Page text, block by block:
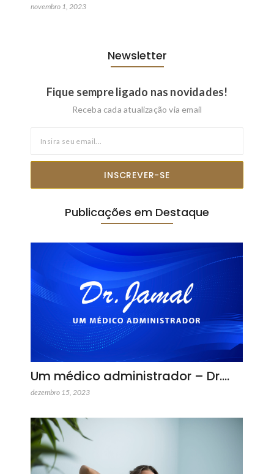
novembro 1, 2023
Newsletter
Fique sempre ligado nas novidades!
Receba cada atualização via email
INSCREVER-SE
Publicações em Destaque
Um médico administrador – Dr.…
dezembro 15, 2023